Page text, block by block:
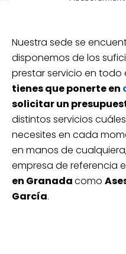
Nuestra sede se
disponemos de los
prestar servicio en todo
tienes que ponerte en
solicitar un
distintos servicios
necesites en cada
en manos de
empresa de referencia
en Granadacomo
García.